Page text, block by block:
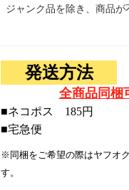
ジャンク品を除き、商品
発送方法
全商品同梱
■ネコポス 185円
■宅急便
※同梱をご希望の際はヤフオ
す。